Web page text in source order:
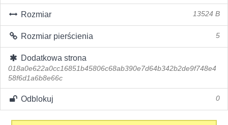
Rozmiar 13524 B
Rozmiar pierścienia 5
Dodatkowa strona
018a0e622a0cc16851b45806c68ab390e7d64b342b2de9f748e4
58f6d1a6b8e66c
Odblokuj 0